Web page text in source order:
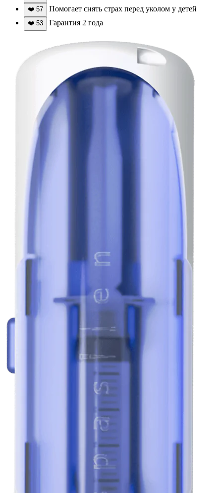
❤️ 57 Помогает снять страх перед уколом у детей
❤️ 53 Гарантия 2 года